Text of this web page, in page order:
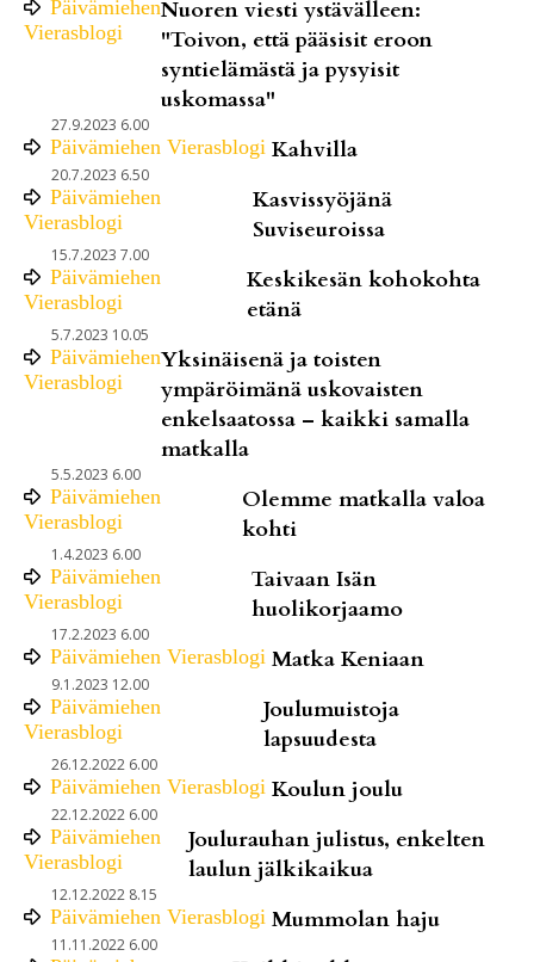
Päivämiehen
Vierasblogi
Nuoren viesti ystävälleen:
"Toivon, että pääsisit eroon
syntielämästä ja pysyisit
uskomassa"
27.9.2023 6.00
Päivämiehen Vierasblogi Kahvilla
20.7.2023 6.50
Päivämiehen
Vierasblogi
Kasvissyöjänä
Suviseuroissa
15.7.2023 7.00
Päivämiehen
Vierasblogi
Keskikesän kohokohta
etänä
5.7.2023 10.05
Päivämiehen
Vierasblogi
Yksinäisenä ja toisten
ympäröimänä uskovaisten
enkelsaatossa – kaikki samalla
matkalla
5.5.2023 6.00
Päivämiehen
Vierasblogi
Olemme matkalla valoa
kohti
1.4.2023 6.00
Päivämiehen
Vierasblogi
Taivaan Isän
huolikorjaamo
17.2.2023 6.00
Päivämiehen Vierasblogi Matka Keniaan
9.1.2023 12.00
Päivämiehen
Vierasblogi
Joulumuistoja
lapsuudesta
26.12.2022 6.00
Päivämiehen Vierasblogi Koulun joulu
22.12.2022 6.00
Päivämiehen
Vierasblogi
Joulurauhan julistus, enkelten
laulun jälkikaikua
12.12.2022 8.15
Päivämiehen Vierasblogi Mummolan haju
11.11.2022 6.00